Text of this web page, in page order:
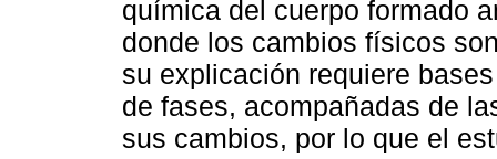
química del cuerpo formado
donde los cambios físicos
su explicación requiere
de fases, acompañadas de
sus cambios, por lo que el